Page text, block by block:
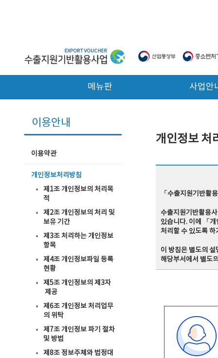
메뉴판 사업안
이용안내
이용약관
개인정보처리방침
제1조 개인정보의 처리목
적
제2조 개인정보의 처리 및
보유 기간
제3조 처리하는 개인정보
항목
제4조 개인정보파일 등록
현황
제5조 개인정보의 제3자
제공
제6조 개인정보 처리업무
의 위탁
제7조 개인정보 파기 절차
및 방법
제8조 정보주체와 법정대
개인정보 처
「수출지원기반활
수출지원기반활용
있습니다. 이에 「
처리할 수 있도록
이 방침은 별도의
해당부서에서 별도